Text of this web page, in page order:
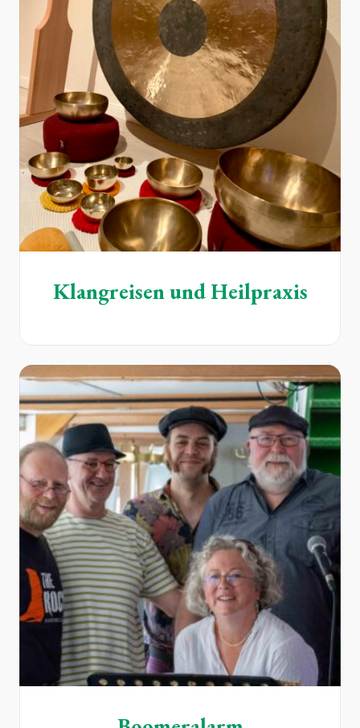
Klangreisen und Heilpraxis